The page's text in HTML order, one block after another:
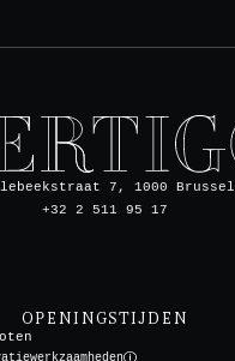
7, 1000 Brussel
+32 2 511 95 17
OPENINGSTIJDEN